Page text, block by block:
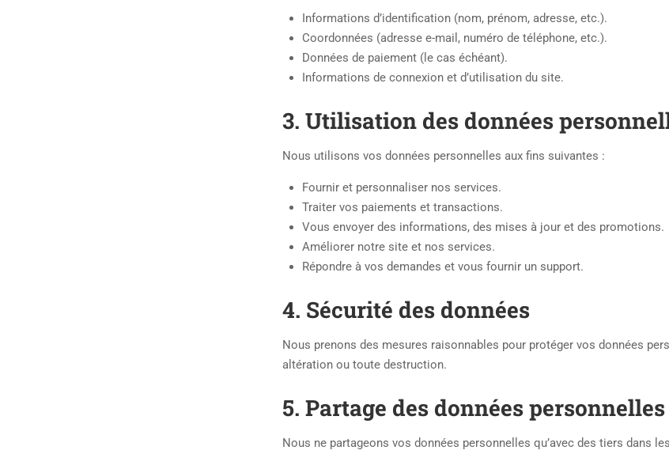
Informations d’identification (nom, prénom, adresse, etc.).
Coordonnées (adresse e-mail, numéro de téléphone, etc.).
Données de paiement (le cas échéant).
Informations de connexion et d’utilisation du site.
3. Utilisation des données
Nous utilisons vos données personnelles aux fins suivantes :
Fournir et personnaliser nos services.
Traiter vos paiements et transactions.
Vous envoyer des informations, des mises à jour et des promotions.
Améliorer notre site et nos services.
Répondre à vos demandes et vous fournir un support.
4. Sécurité des données
Nous prenons des mesures raisonnables pour protéger vos données
altération ou toute destruction.
5. Partage des données personnelles
Nous ne partageons vos données personnelles qu’avec des tiers dans